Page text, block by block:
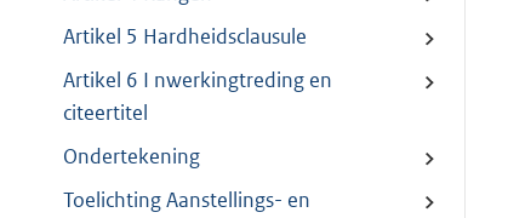
Artikel 5 Hardheidsclausule
Artikel 6 I nwerkingtreding en
citeertitel
Ondertekening
Toelichting Aanstellings- en